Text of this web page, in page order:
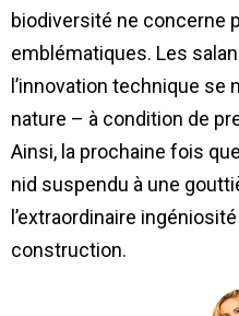
biodiversité ne concerne
emblématiques. Les
l’innovation technique
nature – à condition de
Ainsi, la prochaine fois
nid suspendu à une
l’extraordinaire
construction.